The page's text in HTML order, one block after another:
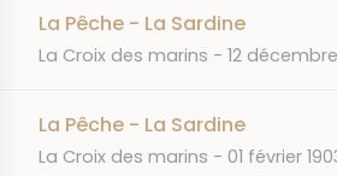
La Pêche - La Sardine
JOURNAL
La Croix des marins DATE
12
La Pêche - La Sardine
JOURNAL
La Croix des marins DATE
01 février